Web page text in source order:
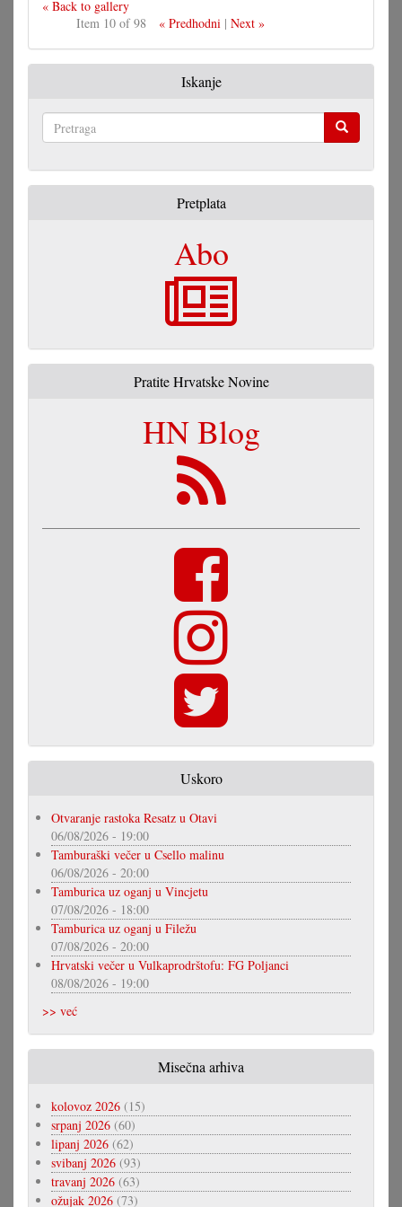
« Back to gallery
Item 10 of 98
« Predhodni| Next »
Iskanje
Pretplata
Abo
Pratite Hrvatske Novine
HN Blog
Uskoro
Otvaranje rastoka Resatz u Otavi
06/08/2026 - 19:00
Tamburaški večer u Csello malinu
06/08/2026 - 20:00
Tamburica uz oganj u Vincjetu
07/08/2026 - 18:00
Tamburica uz oganj u Filežu
07/08/2026 - 20:00
Hrvatski večer u Vulkaprodrštofu: FG Poljanci
08/08/2026 - 19:00
>> već
Misečna arhiva
kolovoz 2026 (15)
srpanj 2026 (60)
lipanj 2026 (62)
svibanj 2026 (93)
travanj 2026 (63)
ožujak 2026 (73)